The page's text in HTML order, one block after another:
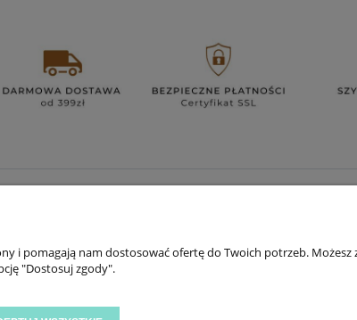
TINY STAR
i pomagają nam dostosować ofertę do Twoich potrzeb.
"Dostosuj zgody".